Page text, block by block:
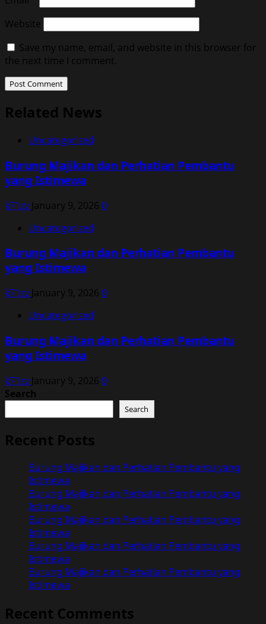
Website
Save my name, email, and website in this browser for
the next time I comment.
Related News
Uncategorized
Burung Majikan dan Perhatian Pembantu
yang Istimewa
k71zv January 9, 2026 0
Uncategorized
Burung Majikan dan Perhatian Pembantu
yang Istimewa
k71zv January 9, 2026 0
Uncategorized
Burung Majikan dan Perhatian Pembantu
yang Istimewa
k71zv January 9, 2026 0
Search
Search
Recent Posts
Burung Majikan dan Perhatian Pembantu yang
Istimewa
Burung Majikan dan Perhatian Pembantu yang
Istimewa
Burung Majikan dan Perhatian Pembantu yang
Istimewa
Burung Majikan dan Perhatian Pembantu yang
Istimewa
Burung Majikan dan Perhatian Pembantu yang
Istimewa
Recent Comments